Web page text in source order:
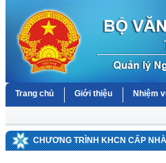
Trang chủ Giới thiệu Nhiệm
CHƯƠNG TRÌNH KHCN CẤP